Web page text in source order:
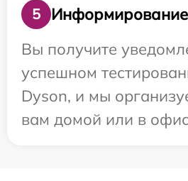
5
Информирование
Вы получите
успешном
Dyson, и мы
вам домой или в